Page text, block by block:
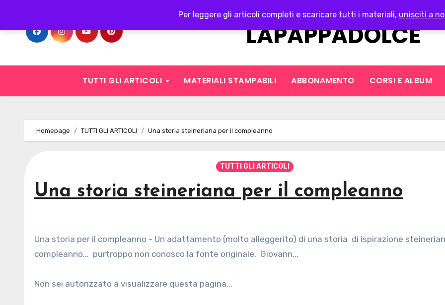
Per leggere gli articoli completi e scaricare tutti i materiali, unisciti a
content
LAPAPPADOLCE
TUTTI GLI ARTICOLI MATERIALI STAMPABILI ABBONAMENTO CORSI E ALBUM
Homepage TUTTI GLI ARTICOLI Una storia steineriana per il compleanno
TUTTI GLI ARTICOLI
Una storia steineriana per il compleanno
Una storia per il compleanno - Un adattamento (molto alleggerito) di una storia di ispirazione steineriana per il
compleanno... purtroppo non conosco la fonte originale. Giovann...
Non sei autorizzato a visualizzare questa pagina...